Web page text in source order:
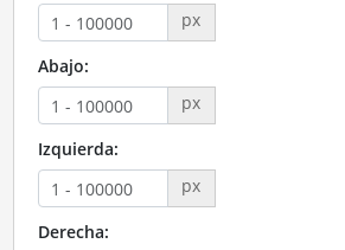
px
Abajo:
px
Izquierda:
px
Derecha: